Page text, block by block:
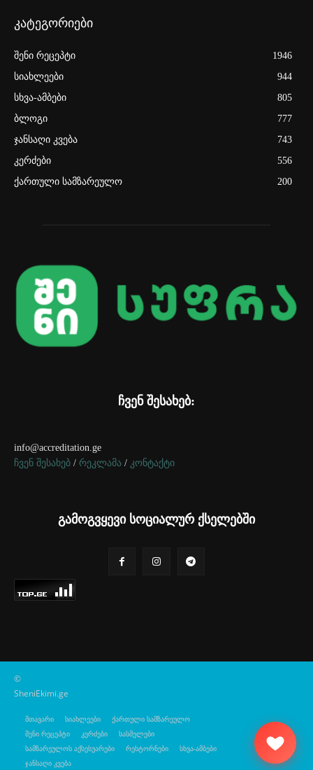
კატეგორიები
შენი რეცეპტი
1946
სიახლეები
944
სხვა-ამბები
805
ბლოგი
777
ჯანსაღი კვება
743
კერძები
556
ქართული სამზარეულო
200
ჩვენ შესახებ:
info@accreditation.ge
ჩვენ შესახებ / რეკლამა / კონტაქტი
გამოგვყევი სოციალურ ქსელებში
©
SheniEkimi.ge
მთავარი სიახლეები
ქართული სამზარეულო
შენი რეცეპტი
კერძები
სასმელები
სამზარეულოს აქსესუარები
რესტორნები
სხვა-ამბები
ჯანსაღი კვება